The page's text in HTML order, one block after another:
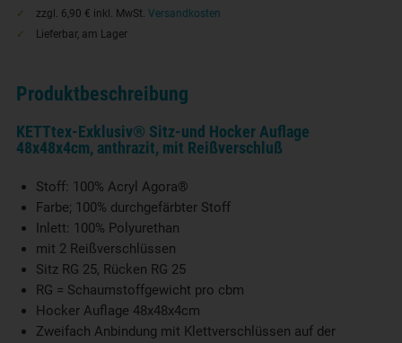
zzgl. 6,90 € inkl. MwSt. Versandkosten
Lieferbar, am Lager
Produktbeschreibung
KETTtex-Exklusiv® Sitz-und Hocker Auflage
48x48x4cm, anthrazit, mit Reißverschluß
Stoff: 100% Acryl Agora®
Farbe; 100% durchgefärbter Stoff
Inlett: 100% Polyurethan
mit 2 Reißverschlüssen
Sitz RG 25, Rücken RG 25
RG = Schaumstoffgewicht pro cbm
Hocker Auflage 48x48x4cm
Zweifach Anbindung mit Klettverschlüssen auf der